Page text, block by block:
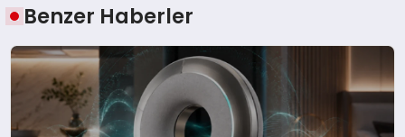
Benzer Haberler